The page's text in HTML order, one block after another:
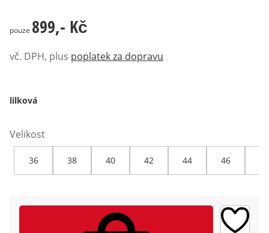
899,- Kč
pouze 899,- Kč
vč. DPH, plus poplatek za dopravu
lilková
Velikost
36 38 40 42 44 46